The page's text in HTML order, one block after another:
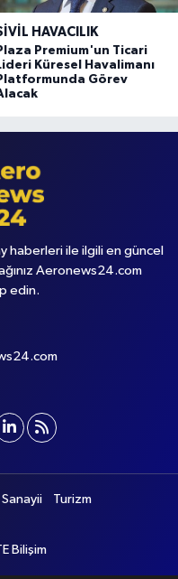
HAVACILIK
Premium'un Ticari
Küresel Havalimanı
Görev
haberleri ile ilgili en güncel
Aeronews24.com
edin.
Turizm
Bilişim